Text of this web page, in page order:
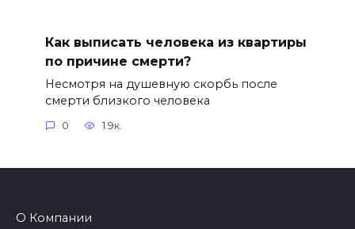
Как выписать человека из квартиры
по причине смерти?
Несмотря на душевную скорбь после
смерти близкого человека
0 1.9к.
О Компании